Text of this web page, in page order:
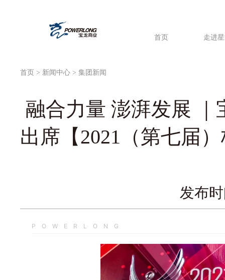
首页 走进
首页 > 新闻中心 > 集团新闻
融合力量 澎湃发展
出席【2021（第七届
发布
POWERLONG